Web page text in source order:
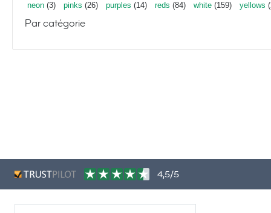
neon (3) pinks (26) purples (14) reds (84) white (159) yellows
Par catégorie
4,5/5